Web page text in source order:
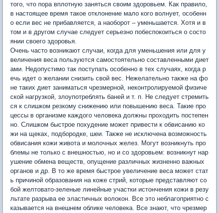
того, что пора вплотную заняться своим здоровьем. Как правило,
в настоящее время такое отклонение мало кого волнует, особенн
о если вес не прибавляется, а наоборот – уменьшается. Хотя и в
том и в другом случае следует серьезно побеспокоиться о состо
янии своего здоровья.
Очень часто возникают случаи, когда для уменьшения или для у
величения веса пользуются самостоятельно составленными диет
ами. Недопустимо так поступать особенно в тех случаях, когда р
ечь идет о желании снизить свой вес. Нежелательно также на фо
не таких диет заниматься чрезмерной, неконтролируемой физиче
ской нагрузкой, злоупотреблять баней и т. п. Не следует стремить
ся к слишком резкому снижению или повышению веса. Такие про
цессы в организме каждого человека должны проходить постепен
но. Слишком быстрое похудение может привести к обвисанию ко
жи на щеках, подбородке, шеи. Также не исключена возможность
обвисания кожи живота и молочных желез. Могут возникнуть про
блемы не только с внешностью, но и со здоровьем: возникнут нар
ушение обмена веществ, опущение различных жизненно важных
органов и др. В то же время быстрое увеличение веса может стат
ь причиной образования на коже стрий, которые представляют со
бой желтовато-зеленые линейные участки истончения кожи в резу
льтате разрыва ее эластичных волокон. Все это неблагоприятно с
казывается на внешнем облике человека. Все знают, что чрезмер